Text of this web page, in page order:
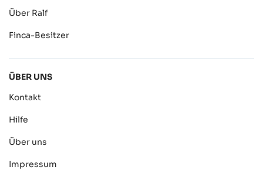
Über Ralf
Finca-Besitzer
ÜBER UNS
Kontakt
Hilfe
Über uns
Impressum